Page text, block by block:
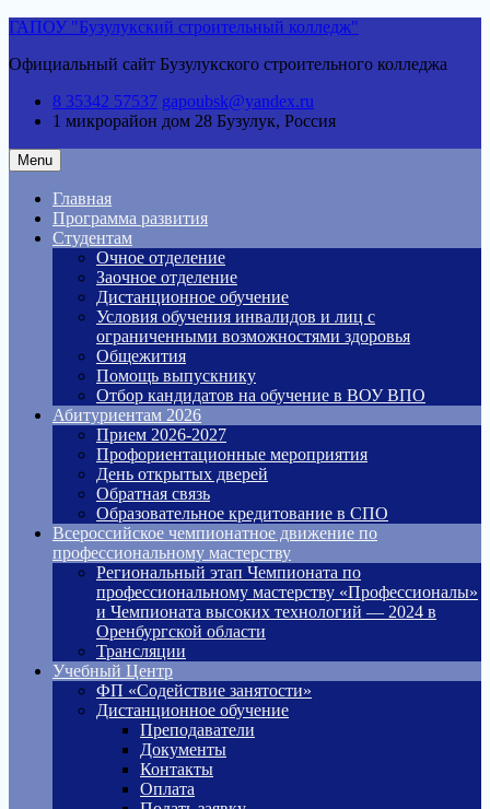
Skip
content
ГАПОУ "Бузулукский строительный колледж"
Официальный сайт Бузулукского строительного колледжа
8 35342 57537 gapoubsk@yandex.ru
1 микрорайон дом 28 Бузулук, Россия
Menu
Главная
Программа развития
Студентам
Очное отделение
Заочное отделение
Дистанционное обучение
Условия обучения инвалидов и лиц с
ограниченными возможностями здоровья
Общежития
Помощь выпускнику
Отбор кандидатов на обучение в ВОУ ВПО
Абитуриентам 2026
Прием 2026-2027
Профориентационные мероприятия
День открытых дверей
Обратная связь
Образовательное кредитование в СПО
Всероссийское чемпионатное движение по
профессиональному мастерству
Региональный этап Чемпионата по
профессиональному мастерству «Профессионалы»
и Чемпионата высоких технологий — 2024 в
Оренбургской области
Трансляции
Учебный Центр
ФП «Содействие занятости»
Дистанционное обучение
Преподаватели
Документы
Контакты
Оплата